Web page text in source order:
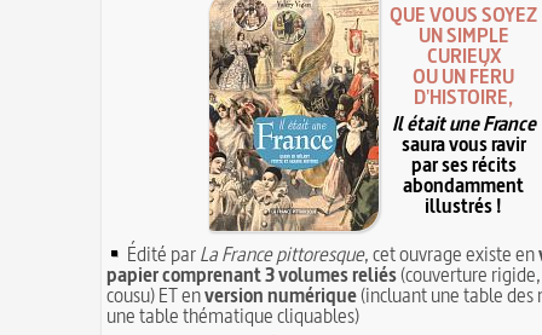
QUE VOUS SOYEZ
UN SIMPLE
CURIEUX
OU UN FÉRU
D'HISTOIRE,
Il était une France
saura vous ravir
par ses récits
abondamment
illustrés !
Édité parLa France pittoresque, cet ouvrage existe en
papier comprenant 3 volumes reliés(couverture
cousu) ET enversion numérique(incluant une table des
une table thématique cliquables)